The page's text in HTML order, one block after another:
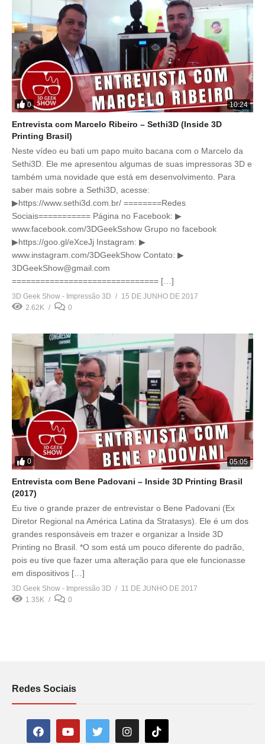
0 10:24
Entrevista com Marcelo Ribeiro – Sethi3D (Inside 3D
Printing Brasil)
Neste vídeo eu bati um papo muito bacana com o Marcelo da
Sethi3D. Ele me apresentou algumas de suas impressoras 3D e
também uma novidade que está em desenvolvimento. Para
saber mais sobre a Sethi3D, acesse:
▶https://www.sethi3d.com.br/ ========Redes
Sociais=========== Página no Facebook: ▶
www.facebook.com/3DGeekSshow Grupo no facebook
▶https://goo.gl/eXceJj Instagram: ▶
www.instagram.com/3DGeekShow Contato: ▶
3DGeekShow@gmail.com
=============================== […]
3D Geek Show - Impressão 3D
15 DE JUNHO DE 2017
2.62K
0
0 05:05
Entrevista com Bene Padovani – Inside 3D Printing Brasil
(2017)
Eu tive o grande prazer de entrevistar o Bene Padovani (Ex
Diretor Regional na América Latina da Stratasys). Ele é um dos
grandes responsáveis em trazer e organizar a Inside 3D
Printing no Brasil. *O som está um pouco diferente do padrão,
pois eu tive que fazer uma alteração para que ele funcionasse
em dispositivos […]
3D Geek Show - Impressão 3D
11 DE JUNHO DE 2017
1.35K
0
Redes Sociais